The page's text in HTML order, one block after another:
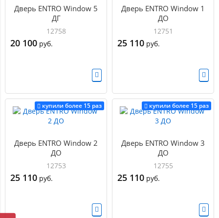
Дверь ENTRO Window 5
ДГ
12758
20 100 руб.
Дверь ENTRO Window 1
ДО
12751
25 110 руб.
купили более 15 раз
Дверь ENTRO Window 2
ДО
12753
25 110 руб.
купили более 15 раз
Дверь ENTRO Window 3
ДО
12755
25 110 руб.